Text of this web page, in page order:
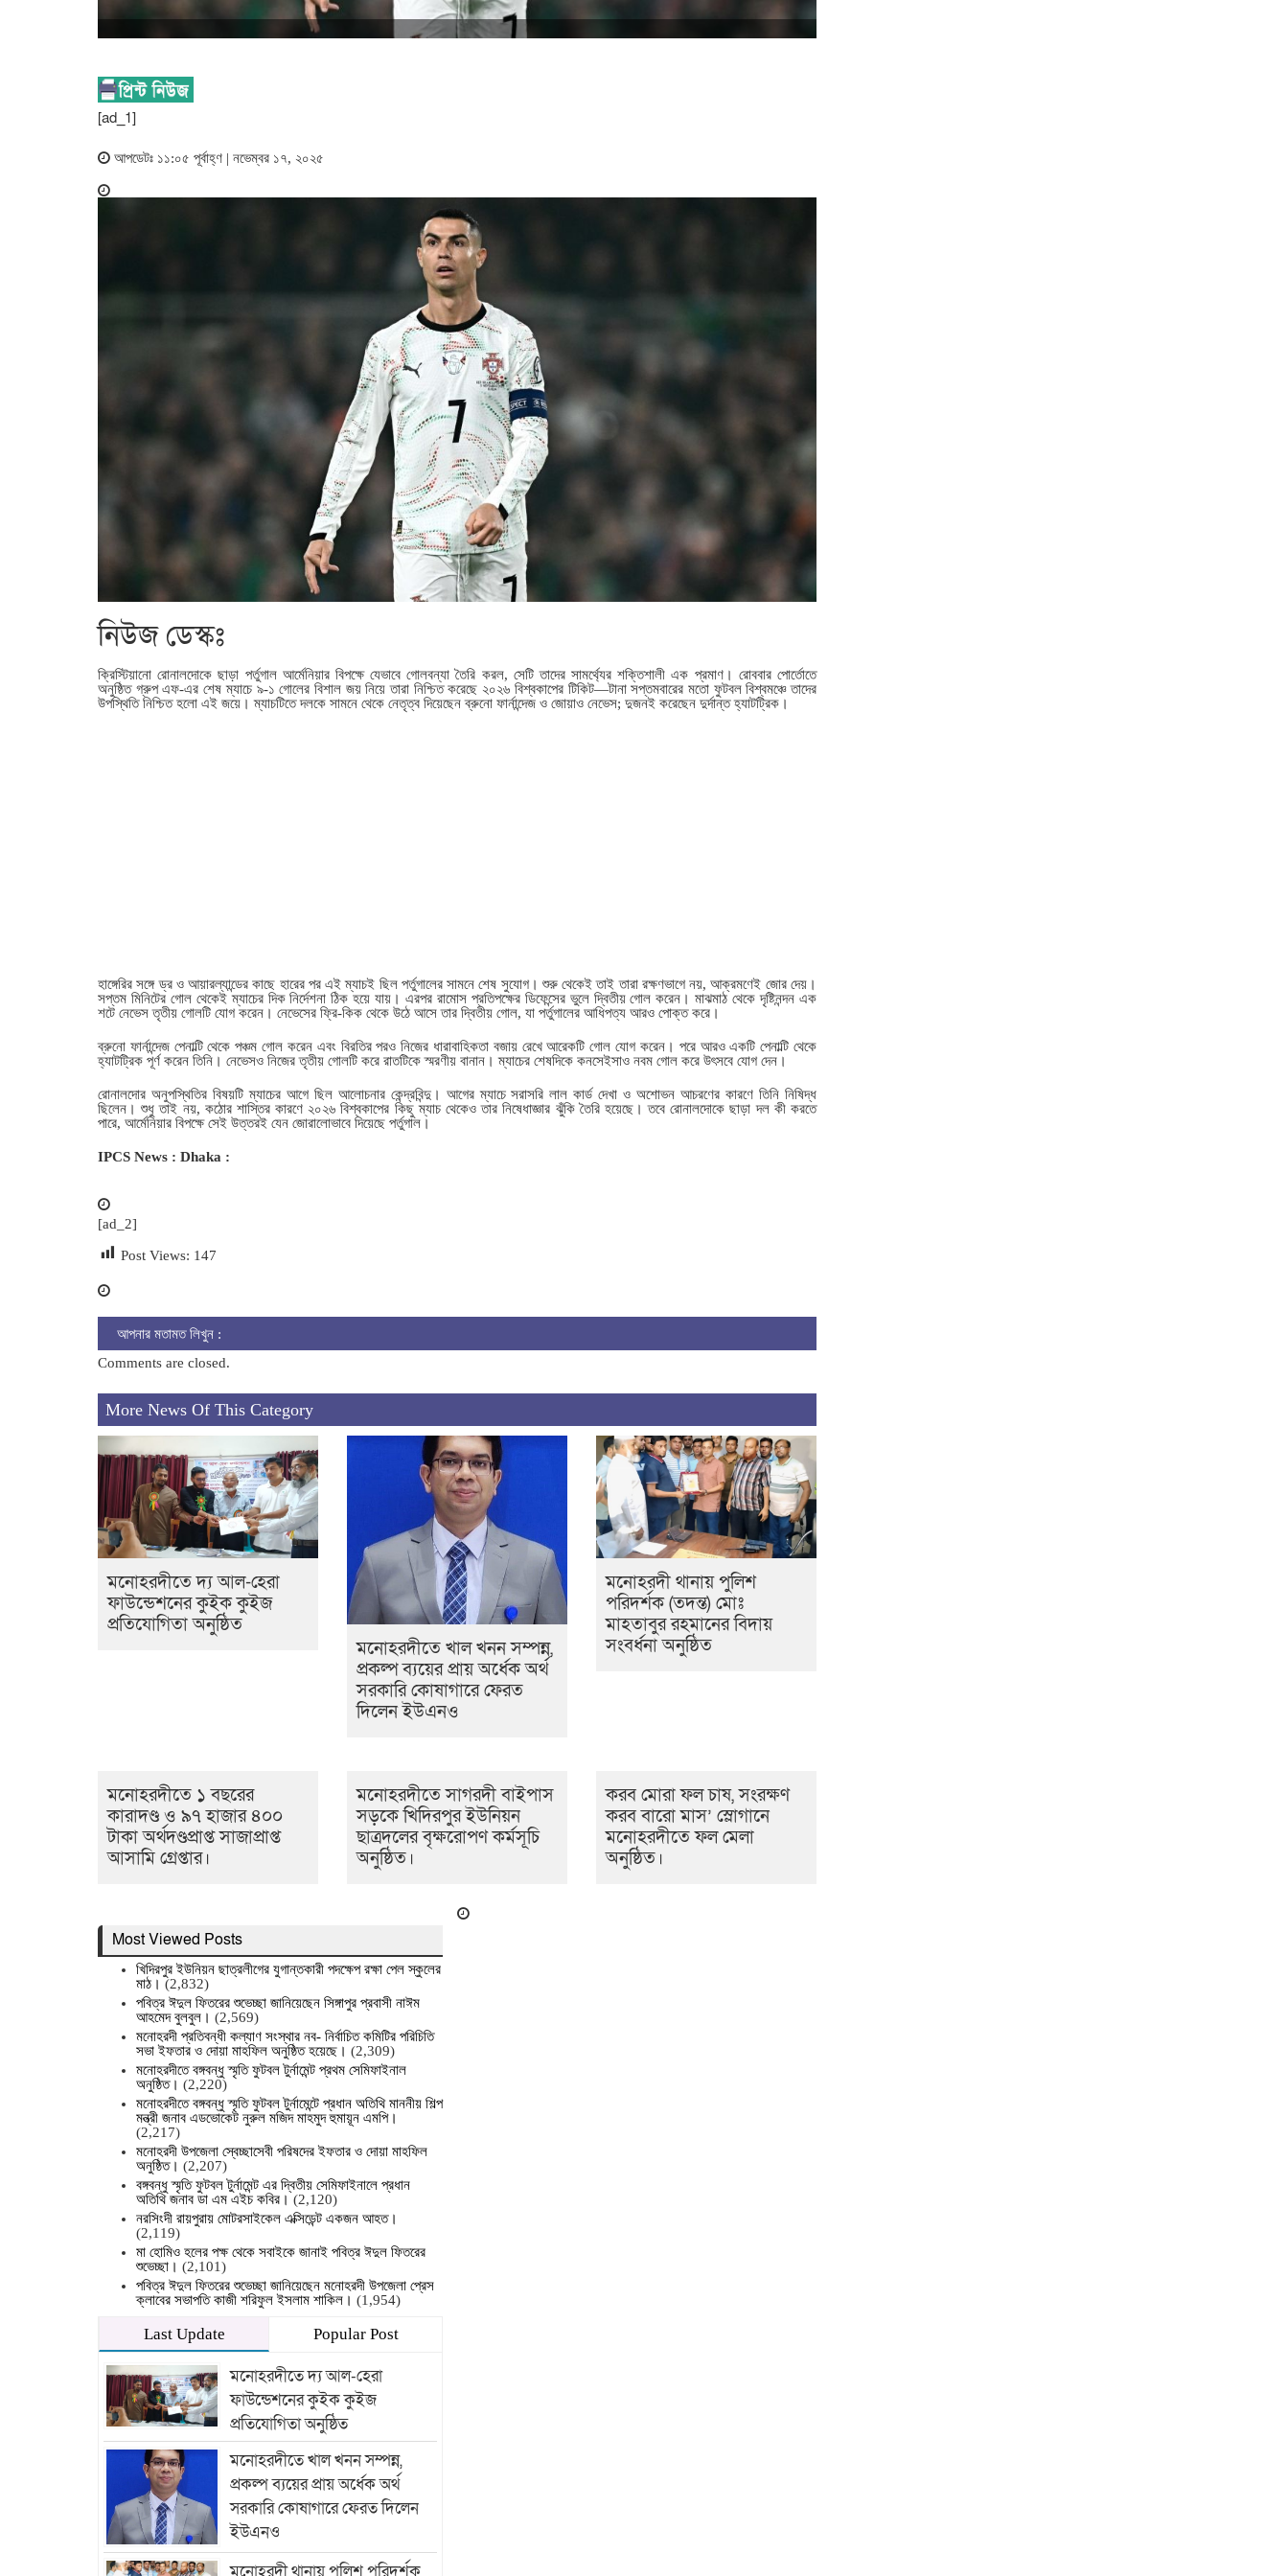
[ad_1]
আপডেটঃ ১১:০৫ পূর্বাহ্ণ | নভেম্বর ১৭, ২০২৫
নিউজ ডেস্কঃ
ক্রিস্টিয়ানো রোনালদোকে ছাড়া পর্তুগাল আর্মেনিয়ার বিপক্ষে যেভাবে গোলবন্যা তৈরি করল, সেটি তাদের সামর্থ্যের শক্তিশালী এক প্রমাণ। রোববার পোর্তোতে
অনুষ্ঠিত গ্রুপ এফ-এর শেষ ম্যাচে ৯-১ গোলের বিশাল জয় নিয়ে তারা নিশ্চিত করেছে ২০২৬ বিশ্বকাপের টিকিট—টানা সপ্তমবারের মতো ফুটবল বিশ্বমঞ্চে তাদের
উপস্থিতি নিশ্চিত হলো এই জয়ে। ম্যাচটিতে দলকে সামনে থেকে নেতৃত্ব দিয়েছেন ব্রুনো ফার্নান্দেজ ও জোয়াও নেভেস; দুজনই করেছেন দুর্দান্ত হ্যাটট্রিক।
হাঙ্গেরির সঙ্গে ড্র ও আয়ারল্যান্ডের কাছে হারের পর এই ম্যাচই ছিল পর্তুগালের সামনে শেষ সুযোগ। শুরু থেকেই তাই তারা রক্ষণভাগে নয়, আক্রমণেই জোর দেয়।
সপ্তম মিনিটের গোল থেকেই ম্যাচের দিক নির্দেশনা ঠিক হয়ে যায়। এরপর রামোস প্রতিপক্ষের ডিফেন্সের ভুলে দ্বিতীয় গোল করেন। মাঝমাঠ থেকে দৃষ্টিনন্দন এক
শটে নেভেস তৃতীয় গোলটি যোগ করেন। নেভেসের ফ্রি-কিক থেকে উঠে আসে তার দ্বিতীয় গোল, যা পর্তুগালের আধিপত্য আরও পোক্ত করে।
ব্রুনো ফার্নান্দেজ পেনাল্টি থেকে পঞ্চম গোল করেন এবং বিরতির পরও নিজের ধারাবাহিকতা বজায় রেখে আরেকটি গোল যোগ করেন। পরে আরও একটি পেনাল্টি থেকে
হ্যাটট্রিক পূর্ণ করেন তিনি। নেভেসও নিজের তৃতীয় গোলটি করে রাতটিকে স্মরণীয় বানান। ম্যাচের শেষদিকে কনসেইসাও নবম গোল করে উৎসবে যোগ দেন।
রোনালদোর অনুপস্থিতির বিষয়টি ম্যাচের আগে ছিল আলোচনার কেন্দ্রবিন্দু। আগের ম্যাচে সরাসরি লাল কার্ড দেখা ও অশোভন আচরণের কারণে তিনি নিষিদ্ধ
ছিলেন। শুধু তাই নয়, কঠোর শাস্তির কারণে ২০২৬ বিশ্বকাপের কিছু ম্যাচ থেকেও তার নিষেধাজ্ঞার ঝুঁকি তৈরি হয়েছে। তবে রোনালদোকে ছাড়া দল কী করতে
পারে, আর্মেনিয়ার বিপক্ষে সেই উত্তরই যেন জোরালোভাবে দিয়েছে পর্তুগাল।
IPCS News : Dhaka :
[ad_2]
Post Views: 147
আপনার মতামত লিখুন :
Comments are closed.
More News Of This Category
মনোহরদীতে দ্য আল-হেরা
ফাউন্ডেশনের কুইক কুইজ
প্রতিযোগিতা অনুষ্ঠিত
মনোহরদীতে খাল খনন সম্পন্ন,
প্রকল্প ব্যয়ের প্রায় অর্ধেক অর্থ
সরকারি কোষাগারে ফেরত
দিলেন ইউএনও
মনোহরদী থানায় পুলিশ
পরিদর্শক (তদন্ত) মোঃ
মাহতাবুর রহমানের বিদায়
সংবর্ধনা অনুষ্ঠিত
মনোহরদীতে ১ বছরের
কারাদণ্ড ও ৯৭ হাজার ৪০০
টাকা অর্থদণ্ডপ্রাপ্ত সাজাপ্রাপ্ত
আসামি গ্রেপ্তার।
মনোহরদীতে সাগরদী বাইপাস
সড়কে খিদিরপুর ইউনিয়ন
ছাত্রদলের বৃক্ষরোপণ কর্মসূচি
অনুষ্ঠিত।
করব মোরা ফল চাষ, সংরক্ষণ
করব বারো মাস’ স্লোগানে
মনোহরদীতে ফল মেলা
অনুষ্ঠিত।
Most Viewed Posts
খিদিরপুর ইউনিয়ন ছাত্রলীগের যুগান্তকারী পদক্ষেপ রক্ষা পেল স্কুলের
মাঠ। (2,832)
পবিত্র ঈদুল ফিতরের শুভেচ্ছা জানিয়েছেন সিঙ্গাপুর প্রবাসী নাঈম
আহমেদ বুলবুল। (2,569)
মনোহরদী প্রতিবন্ধী কল্যাণ সংস্থার নব- নির্বাচিত কমিটির পরিচিতি
সভা ইফতার ও দোয়া মাহফিল অনুষ্ঠিত হয়েছে। (2,309)
মনোহরদীতে বঙ্গবন্ধু স্মৃতি ফুটবল টুর্নামেন্ট প্রথম সেমিফাইনাল
অনুষ্ঠিত। (2,220)
মনোহরদীতে বঙ্গবন্ধু স্মৃতি ফুটবল টুর্নামেন্টে প্রধান অতিথি মাননীয় শিল্প
মন্ত্রী জনাব এডভোকেট নুরুল মজিদ মাহমুদ হুমায়ূন এমপি।
(2,217)
মনোহরদী উপজেলা স্বেচ্ছাসেবী পরিষদের ইফতার ও দোয়া মাহফিল
অনুষ্ঠিত। (2,207)
বঙ্গবন্ধু স্মৃতি ফুটবল টুর্নামেন্ট এর দ্বিতীয় সেমিফাইনালে প্রধান
অতিথি জনাব ডা এম এইচ কবির। (2,120)
নরসিংদী রায়পুরায় মোটরসাইকেল এক্সিডেন্ট একজন আহত।
(2,119)
মা হোমিও হলের পক্ষ থেকে সবাইকে জানাই পবিত্র ঈদুল ফিতরের
শুভেচ্ছা। (2,101)
পবিত্র ঈদুল ফিতরের শুভেচ্ছা জানিয়েছেন মনোহরদী উপজেলা প্রেস
ক্লাবের সভাপতি কাজী শরিফুল ইসলাম শাকিল। (1,954)
Last Update Popular Post
মনোহরদীতে দ্য আল-হেরা
ফাউন্ডেশনের কুইক কুইজ
প্রতিযোগিতা অনুষ্ঠিত
মনোহরদীতে খাল খনন সম্পন্ন,
প্রকল্প ব্যয়ের প্রায় অর্ধেক অর্থ
সরকারি কোষাগারে ফেরত দিলেন
ইউএনও